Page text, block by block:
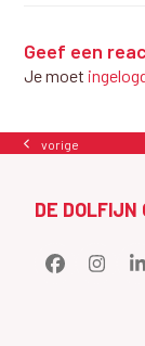
Geef een
Je moet
previous
vorige
DE DOLFIJN
Facebook